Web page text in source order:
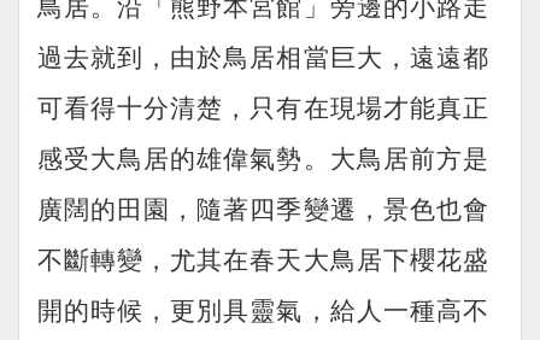
過去就到，由於鳥居相當巨大，遠遠都
可看得十分清楚，只有在現場才能真正
感受大鳥居的雄偉氣勢。大鳥居前方是
廣闊的田園，隨著四季變遷，景色也會
不斷轉變，尤其在春天大鳥居下櫻花盛
開的時候，更別具靈氣，給人一種高不